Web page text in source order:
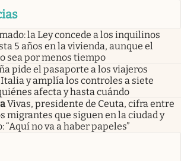
la Ley concede a los inquilinos
5 años en la vivienda, aunque el
sea por menos tiempo
pide el pasaporte a los viajeros
y amplía los controles a siete
afecta y hasta cuándo
Vivas, presidente de Ceuta, cifra entre
migrantes que siguen en la ciudad y
“Aquí no va a haber papeles”